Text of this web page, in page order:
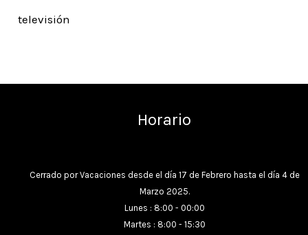
televisión
Horario
Cerrado por Vacaciones desde el día 17 de Febrero hasta el día 4 de
Marzo 2025.
Lunes : 8:00 - 00:00
Martes : 8:00 - 15:30